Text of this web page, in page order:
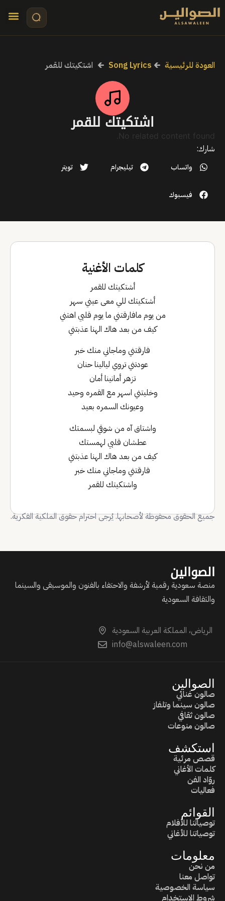
العودة للرئيسية 🡰
Song Lyrics
🡰 اشتكيتك للقمر
اشتكيتك للقمر
No related content found.
شارك:
واتساب تيليجرام تويتر
فيسبوك
كلمات الأغنية
أشتكيتك للقمر
أشتكيتك للي معى عيني سهر
من يوم مافارقتني ما يوم قلبي اهتني
كيف من بعد هاك الهنا عذبتني
فارقتني وماجاني منك خبر
عودتني تروي ليالينا حنان
تزهر أمانينا أمان
وخليتني اسهر مع القمره وحيد
وعيونك السمره بعيد
واشتاق آه من شوقي لبسمتك
عطشان قلبي لهمستك
كيف من بعد هاك الهنا عذبتني
فارقتني وماجاني منك خبر
واشتكيتك للقمر
جميع الحقوق محفوظة لأصحابها. يُرجى احترام حقوق الملكية الفكرية.
الصوالين
منصة سعودية رقمية لأرشفة والاحتفاء بالفنون والموسيقى والسينما
والثقافة السعودية
الرياض، المملكة العربية السعودية
info@alswaleen.com
الصوالين
صالون غنائي
صالون سينما وتلفاز
صالون ثقافي
صالون منوعات
استكشف
قصص مرئية
كلمات الأغاني
روّاد الفن
فعاليات
القوائم
توصياتنا للأفلام
توصياتنا للأغاني
معلومات
من نحن
تواصل معنا
سياسة الخصوصية
شروط الاستخدام